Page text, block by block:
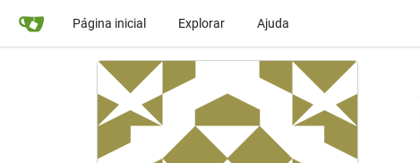
Página inicial Explorar Ajuda